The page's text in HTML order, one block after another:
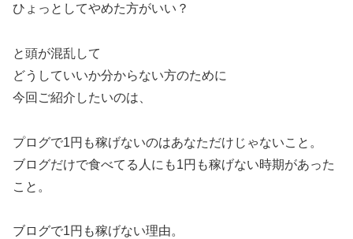
ひょっとしてやめた方がいい？
と頭が混乱して
どうしていいか分からない方のために
今回ご紹介したいのは、
プログで1円も稼げないのはあなただけじゃないこと。
ブログだけで食べてる人にも1円も稼げない時期があった
こと。
ブログで1円も稼げない理由。